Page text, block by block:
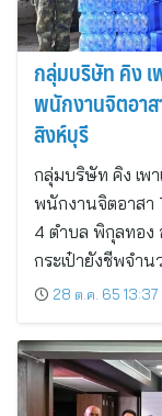
กลุ่มบริษัท คิง เ
พนักงานจิตอา
สิงห์บุรี
กลุ่มบริษัท คิง เพ
พนักงานจิตอาสา
4 ตำบล พิกุลทอง
กระเป๋ายังชีพจำ
28 ต.ค. 65 13:37